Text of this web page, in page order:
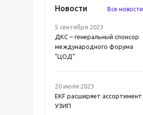
Новости Все новости
5 сентября 2023
ДКС – генеральный спонсор
международного форума
"ЦОД"
20 июля 2023
EKF расширяет ассортимент
УЗИП